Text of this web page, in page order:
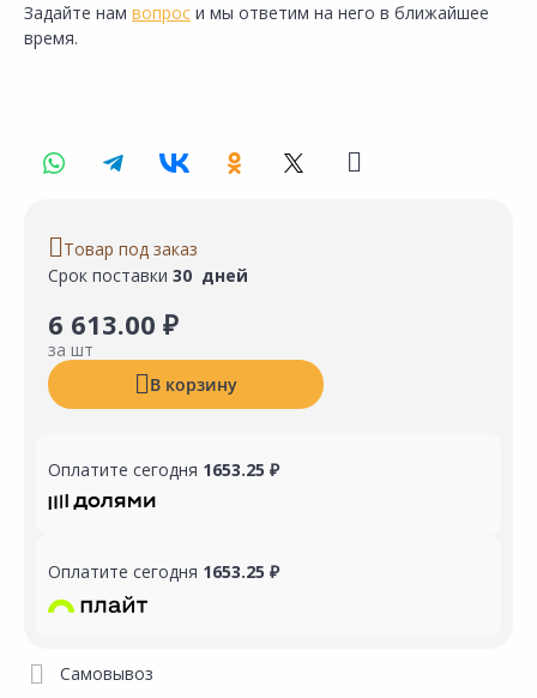
Задайте нам вопрос и мы ответим на него в ближайшее
время.
Товар под заказ
Срок поставки 30 дней
6 613.00 ₽
за шт
В корзину
Оплатите сегодня 1653.25 ₽
Оплатите сегодня 1653.25 ₽
Самовывоз